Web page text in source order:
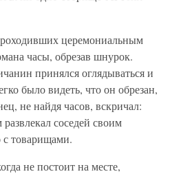
церемониальным
часы, обрезав шнурок.
принялся оглядываться и
было видеть, что он обрезан,
не найдя часов, вскричал:
соседей своим
с товарищами.
не постоит на месте,